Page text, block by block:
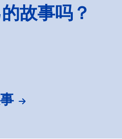
故事吗？